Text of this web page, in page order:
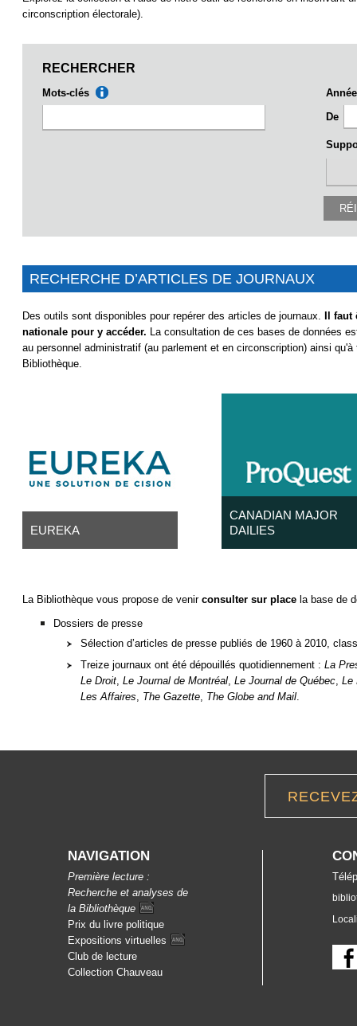
circonscription électorale).
RECHERCHER
Mots-clés
De
RECHERCHE D’ARTICLES DE JOURNAUX
Des outils sont disponibles pour repérer des articles de journaux.
Il
nationale pour y accéder. La consultation de ces bases de données
au personnel administratif (au parlement et en circonscription) ainsi
Bibliothèque.
EUREKA
régions du monde, à vocation
généraliste ou spécialisée. La
recherche est possible dans
champs. Plusieurs journaux
sont également disponibles
en format PDF.
CANADIAN MAJOR
DAILIES
anglophones canadiens,
que Montreal Gazette,
Herald, Vancouver Sun et
Winnipeg Free Press.
La Bibliothèque vous propose de venir consulter sur place la base de
Dossiers de presse
Sélection d’articles de presse publiés de 1960 à 2010,
Treize journaux ont été dépouillés quotidiennement : La
Le Droit Le Journal de Montréal Le Journal de Québec Le
Les Affaires
The Gazette The Globe and Mail
NAVIGATION
Première lecture :
Recherche et analyses de
la Bibliothèque
Prix du livre politique
Expositions virtuelles
Club de lecture
Collection Chauveau